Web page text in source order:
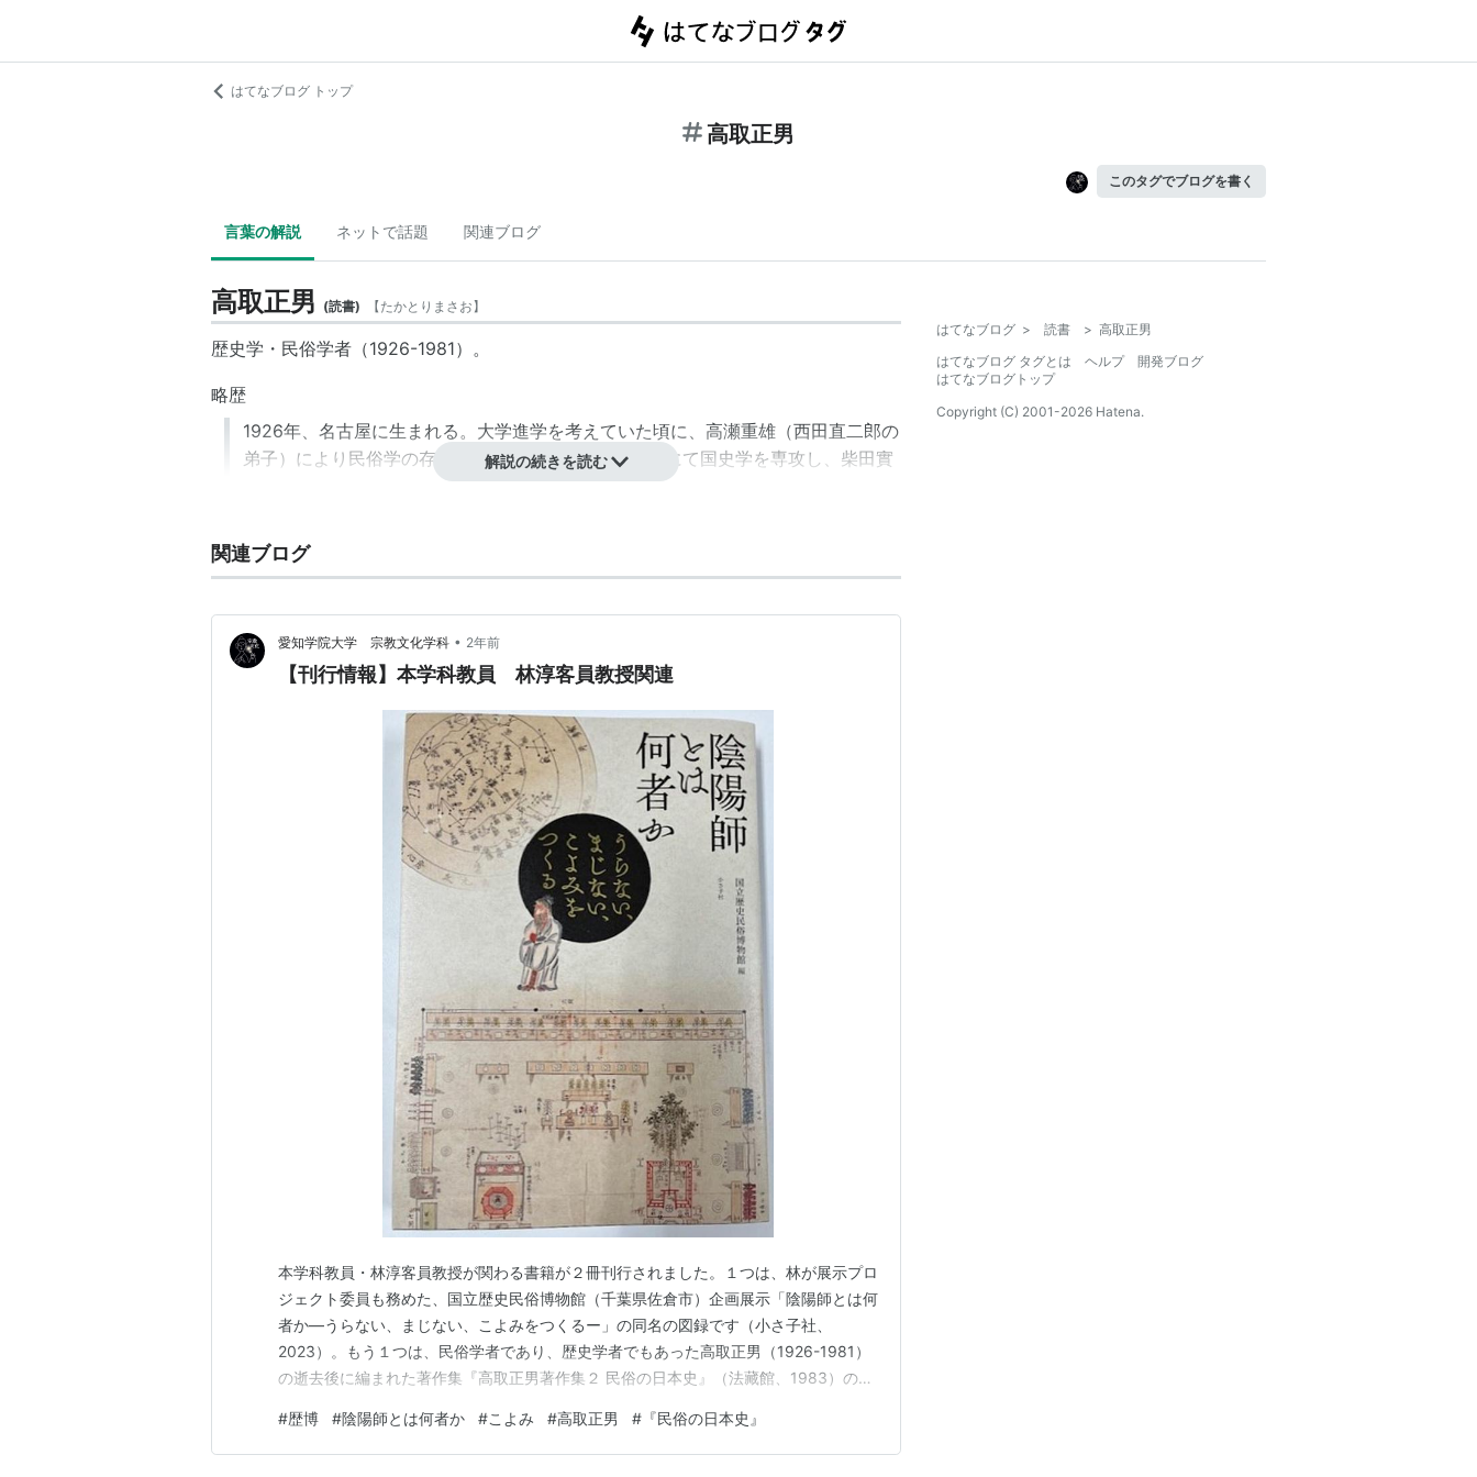
はてなブログ トップ
高取正男
このタグでブログを書く
言葉の解説 ネットで話題 関連ブログ
高取正男 (読書) 【たかとりまさお】
歴史学・民俗学者（1926-1981）。
略歴
1926年、名古屋に生まれる。大学進学を考えていた頃に、高瀬重雄（西田直二郎の
弟子）により民俗学の存在を知る。京都大学・大学院にて国史学を専攻し、柴田實
に師事する。1957年には大学院の先輩である竹田聴洲
していた民俗学を担当。同大学に勤務していた西田から研究室で教えを受ける機会
を得る。1961年には助教授として専任になる。1966年から教授。1981年に死去。
著作
1965『丹波地区民俗資料調査報告書』京都府教育委員会
宗教以前 (NHKブックス 73) 』日本放送出版協会（橋本峰雄と共著）
1972『民俗のこころ』朝日新聞社
1973『仏教土着』日本放送出版協会
日本的思考の原型―民俗学の視角 (講談社現代新書 (406))
日本的思考の原型―民俗学の視角 (平凡社ライブラリー (88))
平凡社
1995/03/01
メディア:新書
: 1人クリック: 17回
この商品を含むブログ (7件) を見る
1976『生活学事始め』朝日新聞社（共著）
1978『菅原道真 日本を創った人びと４』平凡社
神道の成立 (平凡社選書 64)』平凡社
高取正男
出版社/メーカー:平凡社
発売日:1993/06/21
メディア:文庫
購入: 1人クリック: 25回
この商品を含むブログ (10件) を見る
解説の続きを読む
関連ブログ
愛知学院大学 宗教文化学科 • 2年前
【刊行情報】本学科教員 林淳客員教授関連
本学科教員・林淳客員教授が関わる書籍が２冊刊行されました。１つは、林が展示プロ
ジェクト委員も務めた、国立歴史民俗博物館（千葉県佐倉市）企画展示「陰陽師とは何
者か―うらない、まじない、こよみをつくるー」の同名の図録です（小さ子社、
2023）。もう１つは、民俗学者であり、歴史学者でもあった高取正男（1926-1981）
の逝去後に編まれた著作集『高取正男著作集２ 民俗の日本史』（法藏館、1983）の文
#歴博 #陰陽師とは何者か #こよみ #高取正男 # 『民俗の日本史』
はてなブログ > 読書 > 高取正男
はてなブログ タグとは
ヘルプ
開発ブログ
はてなブログトップ
Copyright (C) 2001-2026 Hatena.